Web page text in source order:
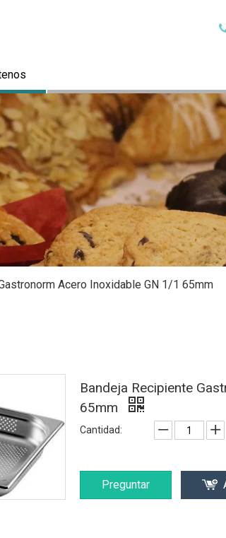
Acero Inoxidable GN 1/1 65mm
Bandeja Recipiente
65mm
Cantidad:
Preguntar